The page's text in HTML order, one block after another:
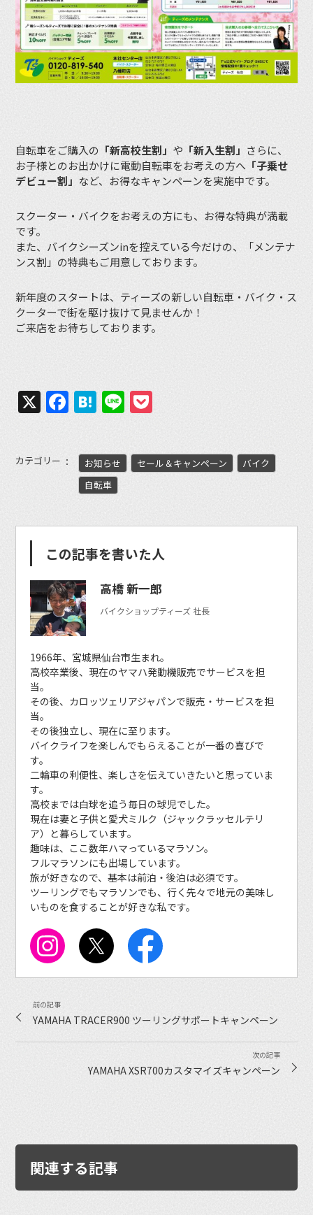
自転車をご購入の 「新高校生割」 や 「新入生割」 さらに、
お子様とのお出かけに電動自転車をお考えの方へ 「子乗せ
デビュー割」 など、お得なキャンペーンを実施中です。
スクーター・バイクをお考えの方にも、お得な特典が満載
です。
また、バイクシーズンinを控えている今だけの、「メンテナ
ンス割」の特典もご用意しております。
新年度のスタートは、ティーズの新しい自転車・バイク・ス
クーターで街を駆け抜けて見ませんか！
ご来店をお待ちしております。
X Facebook
Hatena
Line
カテゴリー お知らせ セール＆キャンペーン
バイク
自転車
この記事を書いた人
高橋 新一郎
バイクショップティーズ 社長
1966年、宮城県仙台市生まれ。
高校卒業後、現在のヤマハ発動機販売でサービスを担
当。
その後、カロッツェリアジャパンで販売・サービスを担
当。
その後独立し、現在に至ります。
バイクライフを楽しんでもらえることが一番の喜びで
す。
二輪車の利便性、楽しさを伝えていきたいと思っていま
す。
高校までは白球を追う毎日の球児でした。
現在は妻と子供と愛犬ミルク（ジャックラッセルテリ
ア）と暮らしています。
趣味は、ここ数年ハマっているマラソン。
フルマラソンにも出場しています。
旅が好きなので、基本は前泊・後泊は必須です。
ツーリングでもマラソンでも、行く先々で地元の美味し
いものを食することが好きな私です。
YAMAHA TRACER900 ツーリングサポートキャンペーン
YAMAHA XSR700カスタマイズキャンペーン
関連する記事